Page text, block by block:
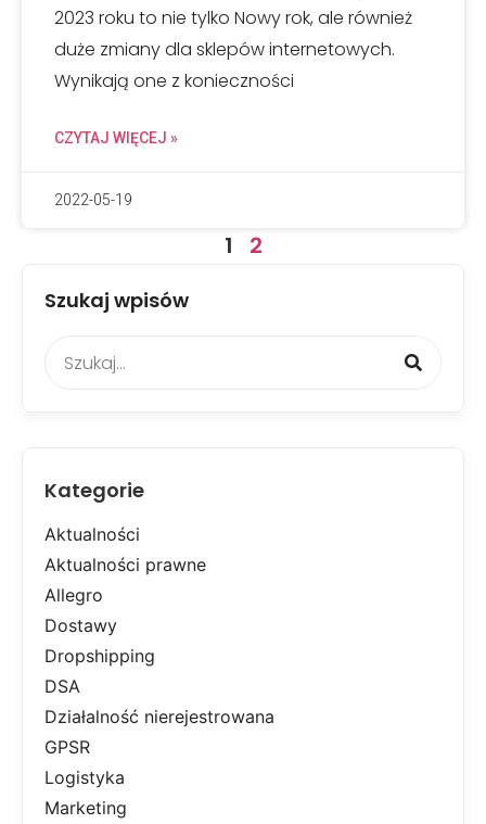
2023 roku to nie tylko Nowy rok, ale również
duże zmiany dla sklepów internetowych.
Wynikają one z konieczności
CZYTAJ WIĘCEJ »
2022-05-19
1 2
Szukaj wpisów
Kategorie
Aktualności
Aktualności prawne
Allegro
Dostawy
Dropshipping
DSA
Działalność nierejestrowana
GPSR
Logistyka
Marketing